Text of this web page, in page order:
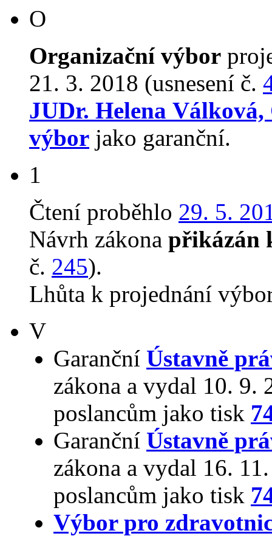
O
Organizační výbor
21. 3. 2018 (usnesení č.
JUDr. Helena Válková,
výbor jako garanční.
1
Čtení proběhlo 29. 5.
Návrh zákona přikázán
č. 245).
Lhůta k projednání
V
Garanční Ústavně
zákona a vydal 10. 9.
poslancům jako tisk
Garanční Ústavně
zákona a vydal 16.
poslancům jako tisk
Výbor pro